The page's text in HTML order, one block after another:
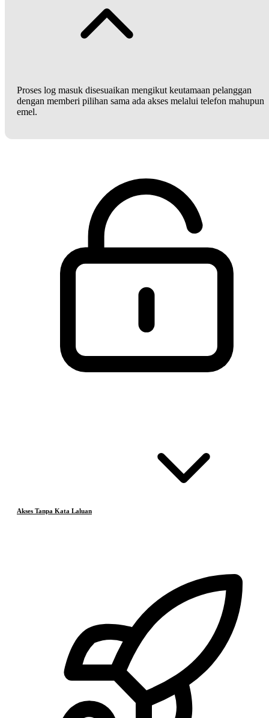
Proses log masuk disesuaikan mengikut keutamaan pelanggan
dengan memberi pilihan sama ada akses melalui telefon mahupun
emel.
Akses Tanpa Kata Laluan